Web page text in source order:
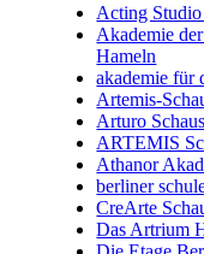
Acting
Akademie
Hameln
akademie für
Artemis-
Arturo
ARTEMIS
Athanor
berliner
CreArte
Das Artrium